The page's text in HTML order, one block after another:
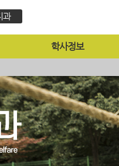
과
학사정보